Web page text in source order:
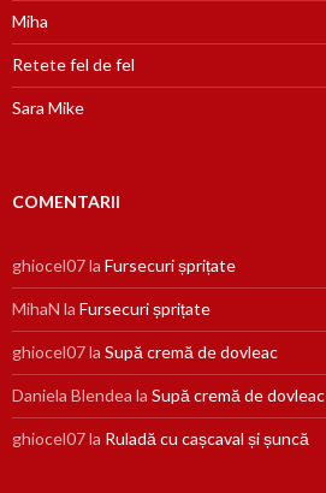
Miha
Retete fel de fel
Sara Mike
COMENTARII
ghiocel07la Fursecuri șprițate
MihaN la Fursecuri șprițate
ghiocel07la Supă cremă de dovleac
Daniela Blendea la Supă cremă de dovleac
ghiocel07la Ruladă cu cașcaval și șuncă